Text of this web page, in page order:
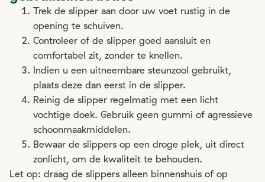
Trek de slipper aan door uw voet rustig in de
opening te schuiven.
Controleer of de slipper goed aansluit en
comfortabel zit, zonder te knellen.
Indien u een uitneembare steunzool gebruikt,
plaats deze dan eerst in de slipper.
Reinig de slipper regelmatig met een licht
vochtige doek. Gebruik geen gummi of agressieve
schoonmaakmiddelen.
Bewaar de slippers op een droge plek, uit direct
zonlicht, om de kwaliteit te behouden.
Let op: draag de slippers alleen binnenshuis of op